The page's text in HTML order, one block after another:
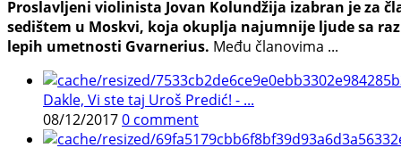
Proslavljeni violinista Jovan Kolundžija izabran je za
sedištem u Moskvi, koja okuplja najumnije ljude sa
lepih umetnosti Gvarnerius. Među članovima ...
Dakle, Vi ste taj Uroš Predić! - ...
08/12/20170 comment